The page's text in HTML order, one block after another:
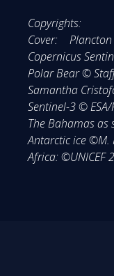
Copyrights:
Cover:
Copernicus
Polar Bear ©
Samantha
Sentinel-3 ©
The Bahamas as
Antarctic ice ©M.
Africa: ©UNICEF